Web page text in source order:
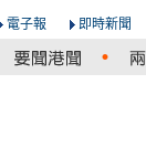
電子報 即時新聞